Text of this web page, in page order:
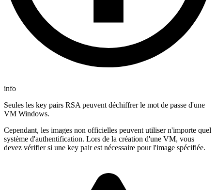
info
Seules les key pairs RSA peuvent déchiffrer le mot de passe d'une
VM Windows.
Cependant, les images non officielles peuvent utiliser n'importe quel
système d'authentification. Lors de la création d'une VM, vous
devez vérifier si une key pair est nécessaire pour l'image spécifiée.